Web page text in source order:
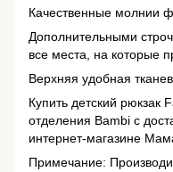
Качественные молнии
Дополнительными
все места, на которые
Верхняя удобная
Купить детский рюкзак
отделения Bambi с
интернет-магазине
Примечание: